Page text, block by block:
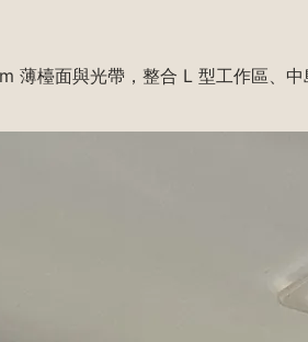
薄檯面與光帶，整合 L 型工作區、